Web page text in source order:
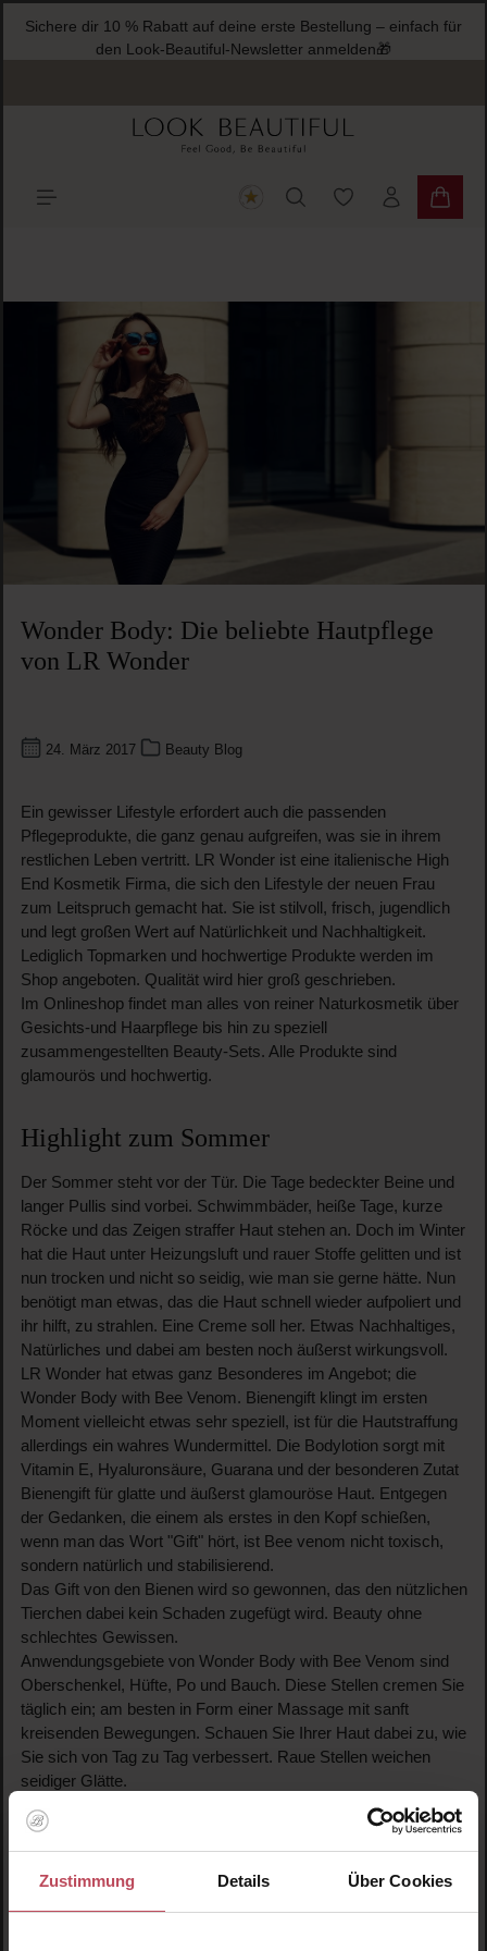
Zustimmung Details Über Cookies
springen
Sichere dir 10 % Rabatt auf deine erste Bestellung – einfach für
den Look-Beautiful-Newsletter anmelden🎁
Du hast 0
Wonder Body: Die beliebte Hautpflege
von LR Wonder
24. März 2017 Beauty Blog
Ein gewisser Lifestyle erfordert auch die passenden
Pflegeprodukte, die ganz genau aufgreifen, was sie in ihrem
restlichen Leben vertritt.
LR Wonder ist eine italienische High
End Kosmetik Firma, die sich den Lifestyle der neuen Frau
zum Leitspruch gemacht hat. Sie ist stilvoll, frisch, jugendlich
und legt großen Wert auf Natürlichkeit und Nachhaltigkeit.
Lediglich Topmarken und hochwertige Produkte werden im
Shop angeboten. Qualität wird hier groß geschrieben.
Im Onlineshop findet man alles von reiner Naturkosmetik über
Gesichts-und Haarpflege bis hin zu speziell
zusammengestellten Beauty-Sets. Alle Produkte sind
glamourös und hochwertig.
Highlight zum Sommer
Der Sommer steht vor der Tür. Die Tage bedeckter Beine und
langer Pullis sind vorbei. Schwimmbäder, heiße Tage, kurze
Röcke und das Zeigen straffer Haut stehen an. Doch im Winter
hat die Haut unter Heizungsluft und rauer Stoffe gelitten und ist
nun trocken und nicht so seidig, wie man sie gerne hätte. Nun
benötigt man etwas, das die Haut schnell wieder aufpoliert und
ihr hilft, zu strahlen. Eine Creme soll her. Etwas Nachhaltiges,
Natürliches und dabei am besten noch äußerst wirkungsvoll.
LR Wonder hat etwas ganz Besonderes im Angebot; die
Wonder Body with Bee Venom. Bienengift klingt im ersten
Moment vielleicht etwas sehr speziell, ist für die Hautstraffung
allerdings ein wahres Wundermittel. Die Bodylotion sorgt mit
Vitamin E, Hyaluronsäure, Guarana und der besonderen Zutat
Bienengift für glatte und äußerst glamouröse Haut. Entgegen
der Gedanken, die einem als erstes in den Kopf schießen,
wenn man das Wort "Gift" hört, ist Bee venom nicht toxisch,
sondern natürlich und stabilisierend.
Das Gift von den Bienen wird so gewonnen, das den nützlichen
Tierchen dabei kein Schaden zugefügt wird. Beauty ohne
schlechtes Gewissen.
Anwendungsgebiete von Wonder Body with Bee Venom sind
Oberschenkel, Hüfte, Po und Bauch. Diese Stellen cremen Sie
täglich ein; am besten in Form einer Massage mit sanft
kreisenden Bewegungen. Schauen Sie Ihrer Haut dabei zu, wie
Sie sich von Tag zu Tag verbessert. Raue Stellen weichen
seidiger Glätte.
Kurzum: Die Bodylotion mit dem Trendmittel Bee venom ist
nachhaltig, natürlich höchst wirksam und glamourös. Sie tun
Ihrer Haut und Ihrer Gesundheit etwas Gutes, ohne Tieren oder
der Natur Schaden zuzufügen. Innerhalb kürzester Zeit sind